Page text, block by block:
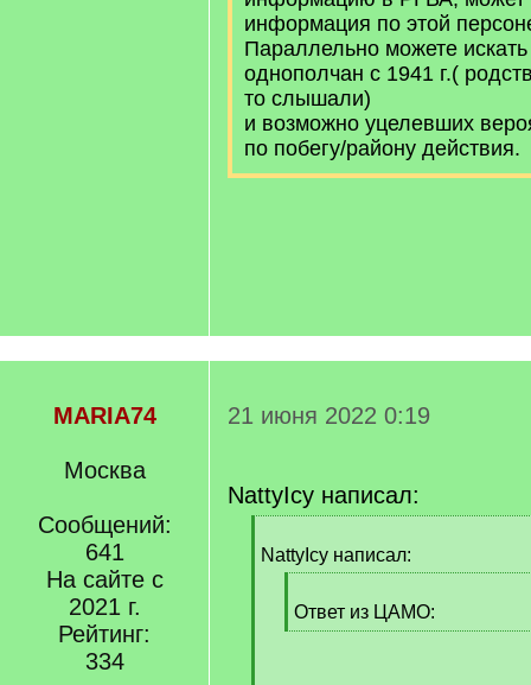
информация по этой
Параллельно можете
однополчан с 1941 г.(
то слышали)
и возможно уцелевших
по побегу/району действия.
MARIA74
Москва
Сообщений:
641
На сайте с
2021 г.
Рейтинг:
334
21 июня 2022 0:19
NattyIcy написал:
q
NattyIcy написал:
q
]
Ответ из ЦАМО:
[